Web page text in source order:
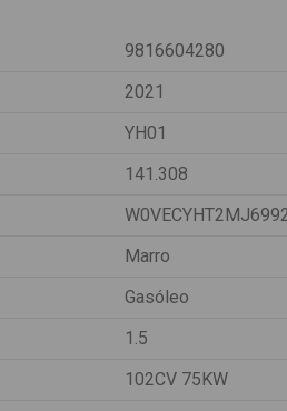
9816604280
2021
YH01
141.308
Marro
Gasóleo
1.5
102CV 75KW